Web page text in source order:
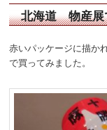
北海道 物産展
赤いパッケージに描か
で買ってみました。